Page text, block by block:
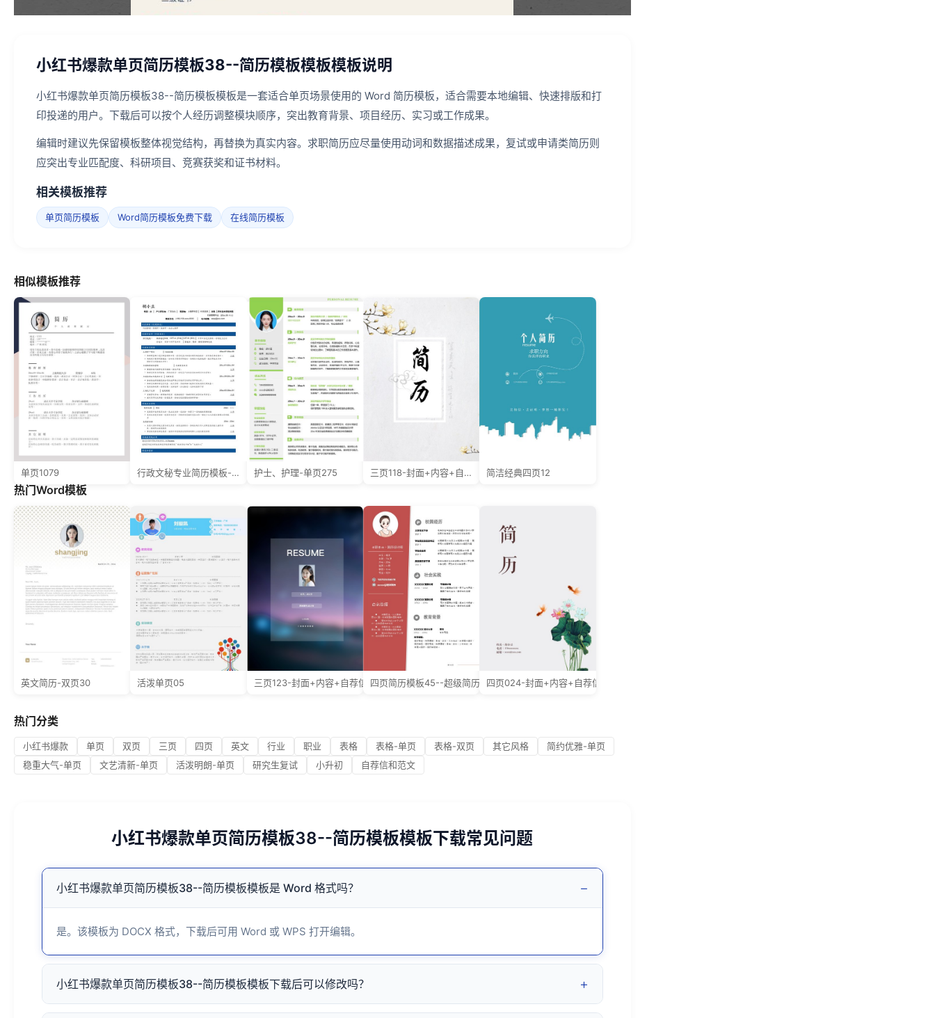
小红书爆款单页简历模板38--简历模板模板模板说明
小红书爆款单页简历模板38--简历模板模板是一套适合单页场景使用的 Word 简历模板，适合需要本地编辑、快速排版和打
印投递的用户。下载后可以按个人经历调整模块顺序，突出教育背景、项目经历、实习或工作成果。
编辑时建议先保留模板整体视觉结构，再替换为真实内容。求职简历应尽量使用动词和数据描述成果，复试或申请类简历则
应突出专业匹配度、科研项目、竞赛获奖和证书材料。
相关模板推荐
单页简历模板 Word简历模板免费下载 在线简历模板
相似模板推荐
单页1079 行政文秘专业简历模板-分段样式-无照片 护士、护理-单页275 三页118-封面+内容+自荐信 简洁经典四页12
热门Word模板
英文简历-双页30 活泼单页05 三页123-封面+内容+自荐信 四页简历模板45--超级简历模板四页024-封面+内容+自荐信
热门分类
小红书爆款 单页 双页 三页 四页 英文 行业 职业 表格 表格-单页 表格-双页 其它风格
简约优雅-单页
稳重大气-单页
文艺清新-单页 活泼明朗-单页 研究生复试 小升初 自荐信和范文
小红书爆款单页简历模板38--简历模板模板下载常见问题
小红书爆款单页简历模板38--简历模板模板是 Word 格式吗？ −
是。该模板为 DOCX 格式，下载后可用 Word 或 WPS 打开编辑。
小红书爆款单页简历模板38--简历模板模板下载后可以修改吗？ +